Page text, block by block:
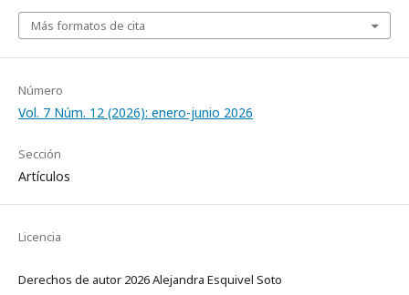
Más formatos de cita
Número
Vol. 7 Núm. 12 (2026): enero-junio 2026
Sección
Artículos
Licencia
Derechos de autor 2026 Alejandra Esquivel Soto